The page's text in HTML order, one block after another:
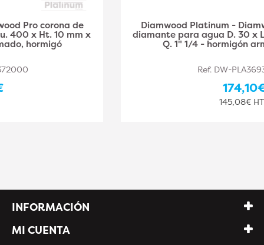
Diamwood Platinum - Diamwood Pro corona de
diamante para agua D. 30 x Lu. 400 x Ht. 10 mm x
Q. 1" 1/4 - hormigón armado, hormigó
INFORMACIÓN
MI CUENTA